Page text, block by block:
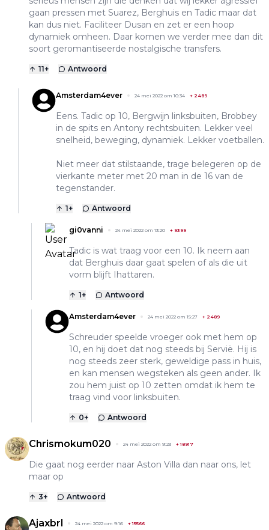
gaan pressen met Suarez, Berghuis en Tadic maar dat
kan dus niet. Faciliteer Dusan en zet er een hoop
dynamiek omheen. Daar komen we verder mee dan dit
soort geromantiseerde nostalgische transfers.
11+ Antwoord
Amsterdam4ever 24 mei 2022 om 10:34 + 2489
Eens. Tadic op 10, Bergwijn linksbuiten, Brobbey
in de spits en Antony rechtsbuiten. Lekker veel
snelheid, beweging, dynamiek. Lekker voetballen.
Niet meer dat stilstaande, trage belegeren op de
vierkante meter met 20 man in de 16 van de
tegenstander.
1+ Antwoord
gi0vanni 24 mei 2022 om 13:20 + 9399
Tadic is wat traag voor een 10. Ik neem aan
dat Berghuis daar gaat spelen of als die uit
vorm blijft Ihattaren.
1+ Antwoord
Amsterdam4ever 24 mei 2022 om 15:27 + 2489
Schreuder speelde vroeger ook met hem op
10, en hij doet dat nog steeds bij Servië. Hij is
nog steeds zeer sterk, geweldige pass in huis,
en kan mensen wegsteken als geen ander. Ik
zou hem juist op 10 zetten omdat ik hem te
traag vind voor linksbuiten.
0+ Antwoord
Chrismokum020 24 mei 2022 om 9:23 +18917
Die gaat nog eerder naar Aston Villa dan naar ons, let
maar op
3+ Antwoord
Ajaxbrl 24 mei 2022 om 9:16 +15566